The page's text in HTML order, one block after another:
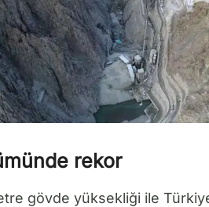
rekor
gövde yüksekliği ile